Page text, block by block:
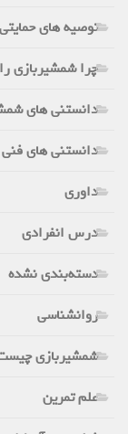
توصیه های حمایتی
چرا شمشیربازی را
دانستنی های
دانستنی های فنی
داوری
درس انفرادی
دسته‌بندی نشده
روانشناسی
شمشیربازی چیست؟
علم تمرین